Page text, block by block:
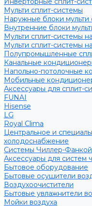
Мульти сплит-системы
Наружные блоки мульти
Внутренние блоки
Мульти сплит-системы
Мульти сплит-системы
Полупромышленные
Канальные
Напольно-потолочные
Мобильные
Аксессуары для сплит-
FUNAI
Hisense
LG
Royal Clima
Центральное и
холодоснабжение
Системы Чиллер-
Аксессуары для систем
Бытовое оборудование
Бытовые осушители
Воздухоочистители
Бытовые увлажнители
Мойки воздуха